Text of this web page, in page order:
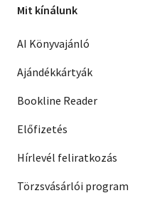
Mit kínálunk
AI Könyvajánló
Ajándékkártyák
Bookline Reader
Előfizetés
Hírlevél feliratkozás
Törzsvásárlói program